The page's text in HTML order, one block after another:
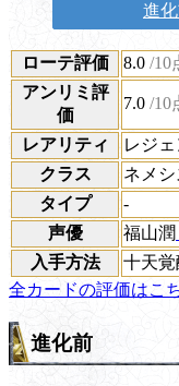
進
ローテ評価 8.0 /10
アンリミ評
価
7.0 /10
レアリティ
レジェ
クラス
ネメシ
タイプ
-
声優
福山潤
入手方法
十天覚
全カードの評価はこ
進化前